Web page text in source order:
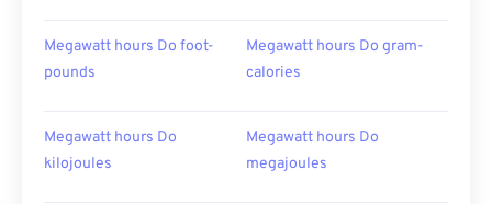
Megawatt hours Do foot-
pounds
Megawatt hours Do gram-
calories
Megawatt hours Do
kilojoules
Megawatt hours Do
megajoules